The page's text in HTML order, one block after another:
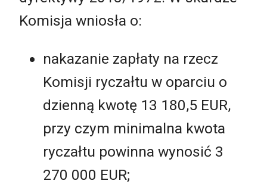
Komisja wniosła o:
nakazanie zapłaty na rzecz
Komisji ryczałtu w oparciu o
dzienną kwotę 13 180,5 EUR,
przy czym minimalna kwota
ryczałtu powinna wynosić 3
270 000 EUR;